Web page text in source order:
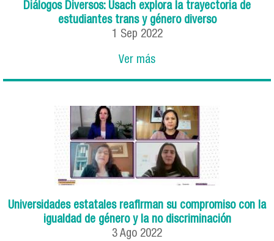
Diálogos Diversos: Usach explora la trayectoria de
estudiantes trans y género diverso
1 Sep 2022
Ver más
Universidades estatales reafirman su compromiso con la
igualdad de género y la no discriminación
3 Ago 2022